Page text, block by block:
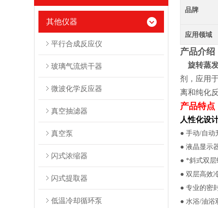
其他仪器
平行合成反应仪
玻璃气流烘干器
微波化学反应器
真空抽滤器
真空泵
闪式浓缩器
闪式提取器
低温冷却循环泵
品牌
应用领域
产品介绍
旋转蒸
剂，应用
离和纯化
产品特点
人性化设
● 手动/自动
● 液晶显示
● *斜式双
● 双层高效
● 专业的密
● 水浴/油浴